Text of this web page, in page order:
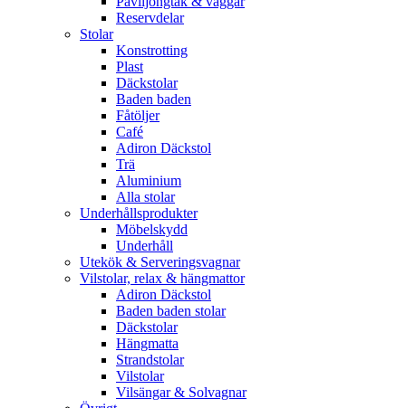
Reservdelar
Stolar
Konstrotting
Plast
Däckstolar
Baden baden
Fåtöljer
Café
Adiron Däckstol
Trä
Aluminium
Alla stolar
Underhållsprodukter
Möbelskydd
Underhåll
Utekök & Serveringsvagnar
Vilstolar, relax & hängmattor
Adiron Däckstol
Baden baden stolar
Däckstolar
Hängmatta
Strandstolar
Vilstolar
Vilsängar & Solvagnar